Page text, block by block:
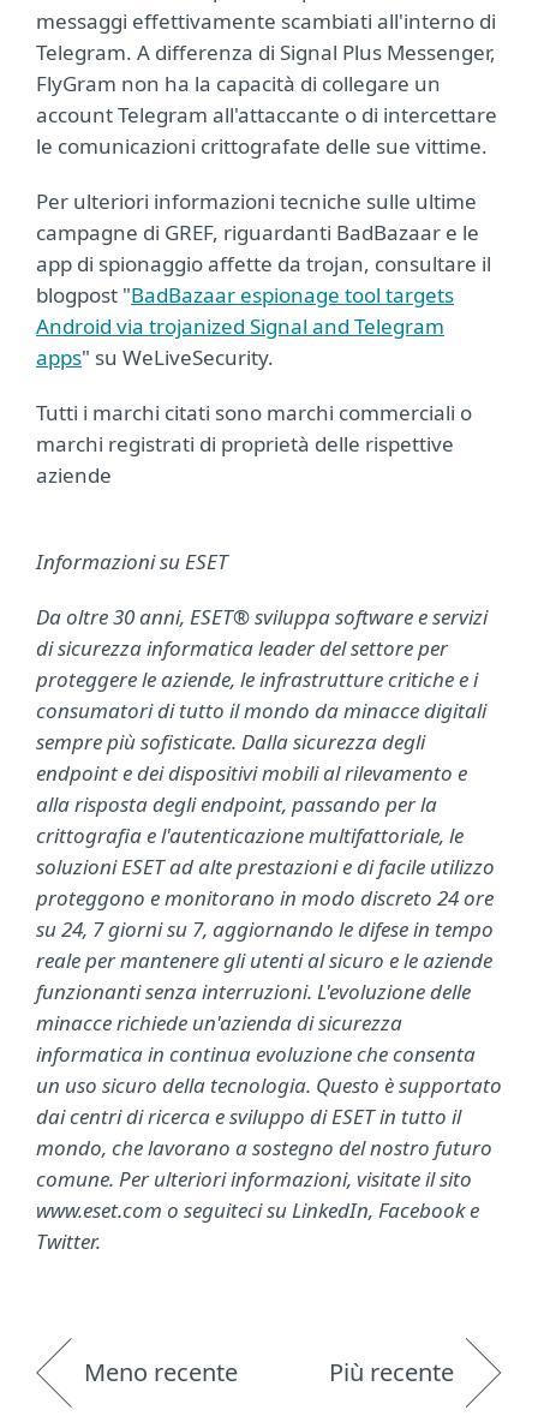
messaggi effettivamente scambiati all'interno di
Telegram. A differenza di Signal Plus Messenger,
FlyGram non ha la capacità di collegare un
account Telegram all'attaccante o di intercettare
le comunicazioni crittografate delle sue vittime.
Per ulteriori informazioni tecniche sulle ultime
campagne di GREF, riguardanti BadBazaar e le
app di spionaggio affette da trojan, consultare il
blogpost "BadBazaar espionage tool targets
Android via trojanized Signal and Telegram
apps" su WeLiveSecurity.
Tutti i marchi citati sono marchi commerciali o
marchi registrati di proprietà delle rispettive
aziende
Informazioni su ESET
Da oltre 30 anni, ESET® sviluppa software e servizi
di sicurezza informatica leader del settore per
proteggere le aziende, le infrastrutture critiche e i
consumatori di tutto il mondo da minacce digitali
sempre più sofisticate. Dalla sicurezza degli
endpoint e dei dispositivi mobili al rilevamento e
alla risposta degli endpoint, passando per la
crittografia e l'autenticazione multifattoriale, le
soluzioni ESET ad alte prestazioni e di facile utilizzo
proteggono e monitorano in modo discreto 24 ore
su 24, 7 giorni su 7, aggiornando le difese in tempo
reale per mantenere gli utenti al sicuro e le aziende
funzionanti senza interruzioni. L'evoluzione delle
minacce richiede un'azienda di sicurezza
informatica in continua evoluzione che consenta
un uso sicuro della tecnologia. Questo è supportato
dai centri di ricerca e sviluppo di ESET in tutto il
mondo, che lavorano a sostegno del nostro futuro
comune. Per ulteriori informazioni, visitate il sito
www.eset.com o seguiteci su LinkedIn, Facebook e
Twitter.
Meno recente Più recente